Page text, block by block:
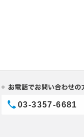
03-3357-6681